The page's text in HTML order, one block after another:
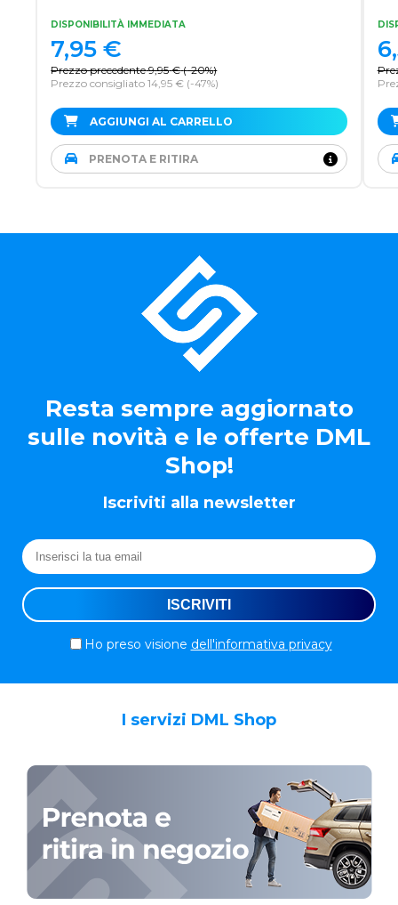
DISPONIBILITÀ IMMEDIATA
Prezzo precedente 9,95 € (-20%)
Prezzo consigliato 14,95 € (-47%)
7,95 €
AGGIUNGI AL CARRELLO
PRENOTA E RITIRA
Resta sempre aggiornato
sulle novità e le offerte DML
Shop!
Iscriviti alla newsletter
Ho preso visione dell'informativa privacy
I servizi DML Shop